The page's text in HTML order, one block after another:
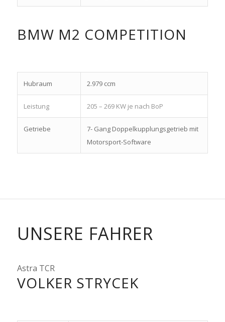
BMW M2 COMPETITION
Hubraum 2.979 ccm
Leistung 205 – 269 KW je nach BoP
Getriebe
7- Gang Doppelkupplungsgetrieb mit
Motorsport-Software
UNSERE FAHRER
Astra TCR
VOLKER STRYCEK